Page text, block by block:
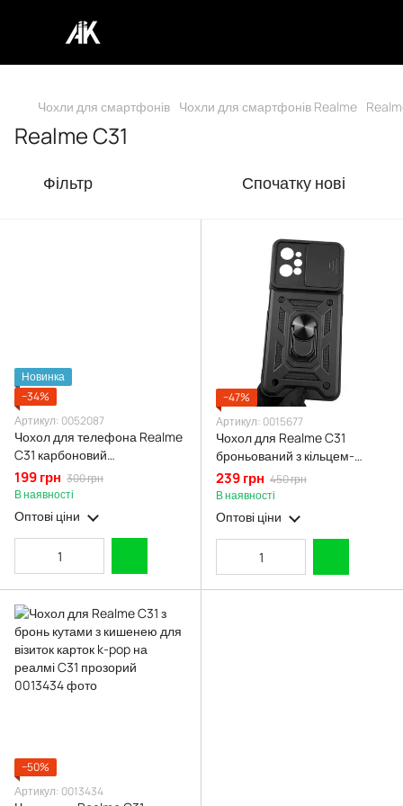
Чохли для смартфонів Чохли для смартфонів Realme
Realme C31
Фільтр Спочатку нові
Новинка
−34%
Артикул: 0052087
Чохол для телефона Realme
C31 карбоновий
протиударний з високими
бортами чорний
199 грн 300 грн
В наявності
Оптові ціни
−47%
Артикул: 0015677
Чохол для Realme C31
броньований з кільцем-
тримачем підставкою зі
шторкою на реалмі с31
чорний rg1
239 грн 450 грн
В наявності
Оптові ціни
−50%
Артикул: 0013434